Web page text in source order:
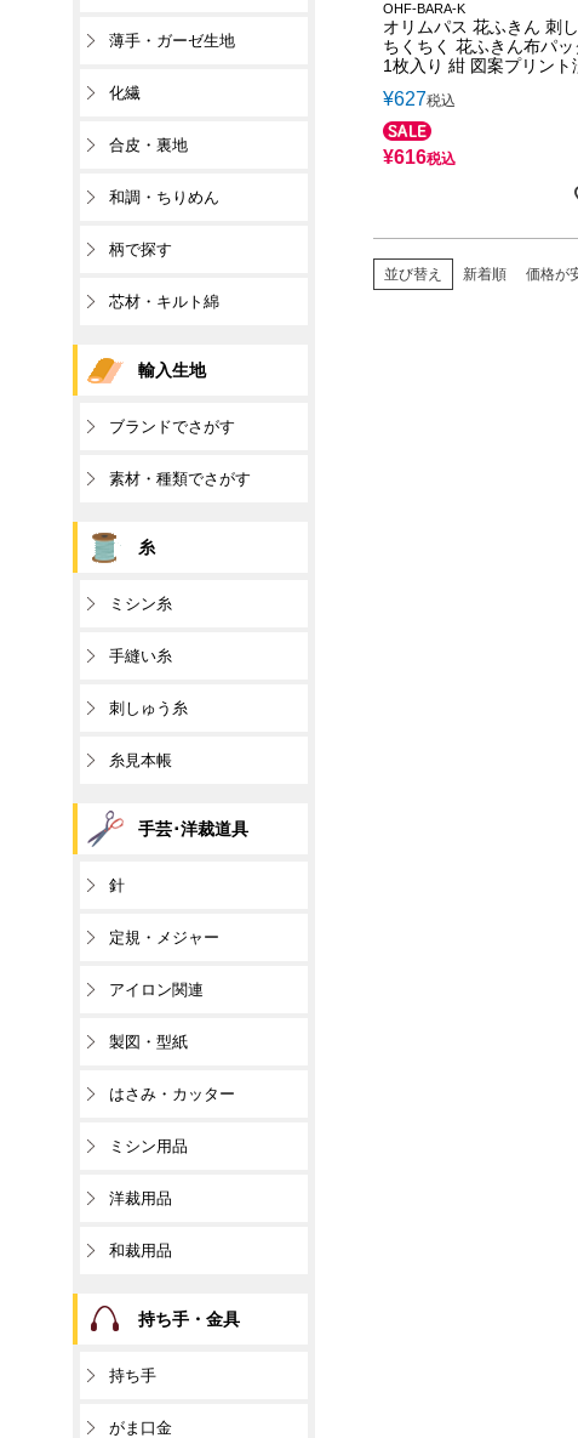
OHF-BARA-K
オリムパス 花ふきん 刺
ちくちく 花ふきん布パッ
1枚入り 紺 図案プリント
¥627税込
¥616税込
並び替え 新着順 価格が
薄手・ガーゼ生地
化繊
合皮・裏地
和調・ちりめん
柄で探す
芯材・キルト綿
輸入生地
ブランドでさがす
素材・種類でさがす
糸
ミシン糸
手縫い糸
刺しゅう糸
糸見本帳
手芸･洋裁道具
針
定規・メジャー
アイロン関連
製図・型紙
はさみ・カッター
ミシン用品
洋裁用品
和裁用品
持ち手・金具
持ち手
がま口金